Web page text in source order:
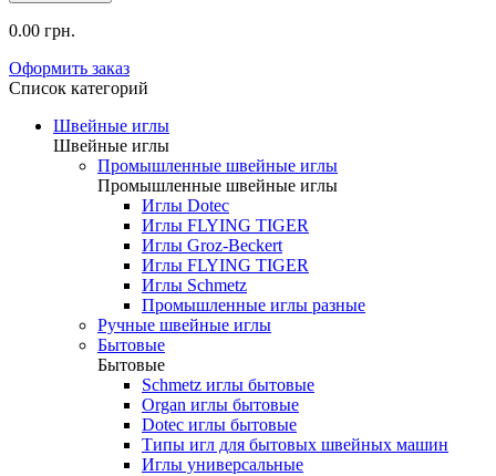
0.00 грн.
Оформить заказ
Список категорий
Швейные иглы
Швейные иглы
Промышленные швейные иглы
Промышленные швейные иглы
Иглы Dotec
Иглы FLYING TIGER
Иглы Groz-Beckert
Иглы FLYING TIGER
Иглы Schmetz
Промышленные иглы разные
Ручные швейные иглы
Бытовые
Бытовые
Schmetz иглы бытовые
Organ иглы бытовые
Dotec иглы бытовые
Типы игл для бытовых швейных машин
Иглы универсальные